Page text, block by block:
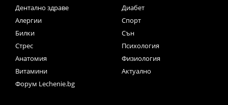
Дентално здраве
Диабет
Алергии
Спорт
Билки
Сън
Стрес
Психология
Анатомия
Физиология
Витамини
Актуално
Форум Lechenie.bg